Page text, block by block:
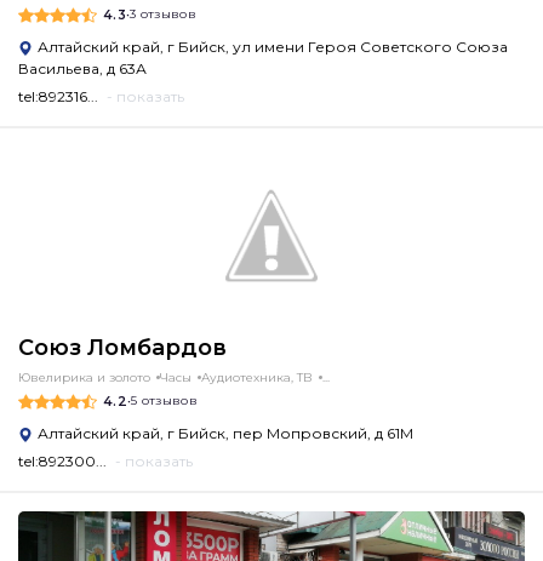
4.3•3 отзывов
Алтайский край, г Бийск, ул имени Героя Советского Союза
Васильева, д 63А
tel:892316... - показать
Союз Ломбардов
Ювелирика и золото Часы Аудиотехника, ТВ ...
4.2•5 отзывов
Алтайский край, г Бийск, пер Мопровский, д 61М
tel:892300... - показать